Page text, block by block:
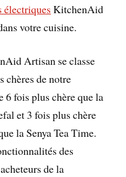
KitchenAid
votre cuisine.
Artisan se classe
chères de notre
6 fois plus chère que la
et 3 fois plus chère
la Senya Tea Time.
des
de la